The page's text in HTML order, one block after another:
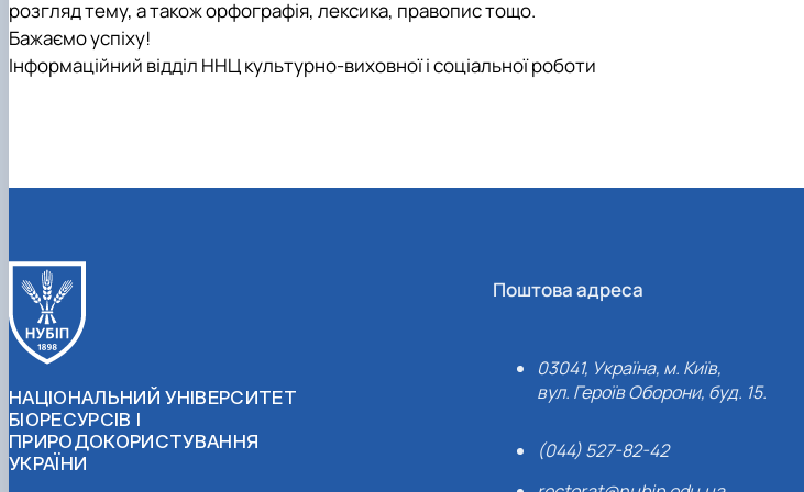
розгляд тему, а також орфографія, лексика, правопис тощо.
Бажаємо успіху!
Інформаційний відділ ННЦ культурно-виховної і соціальної роботи
НАЦІОНАЛЬНИЙ УНІВЕРСИТЕТ
БІОРЕСУРСІВ І
ПРИРОДОКОРИСТУВАННЯ
УКРАЇНИ
Поштова адреса
03041, Україна, м. Київ,
вул. Героїв Оборони, буд. 15.
(044) 527-82-42